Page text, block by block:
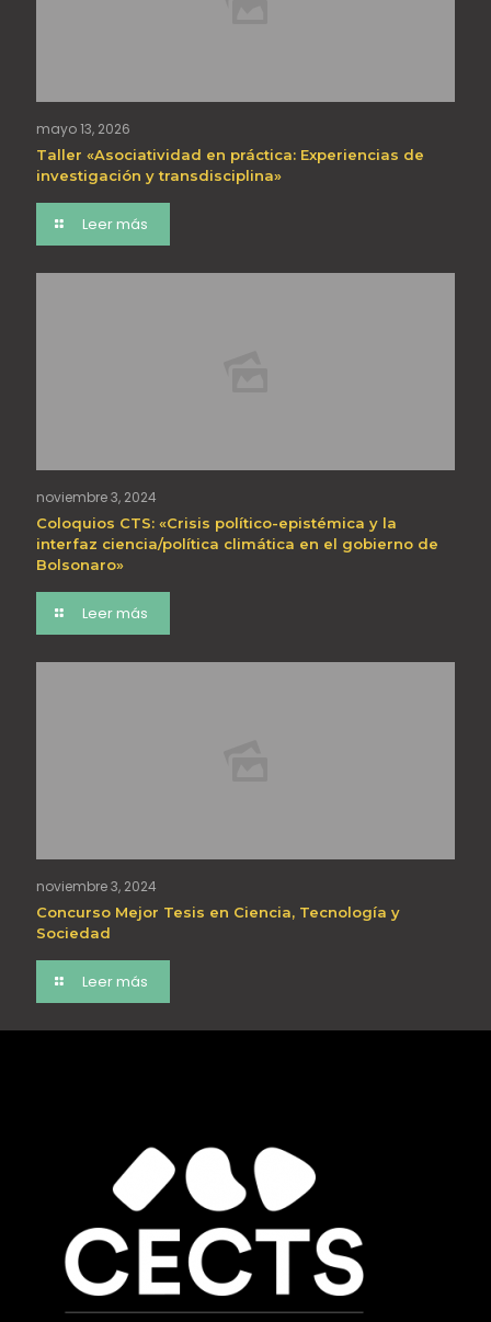
mayo 13, 2026
Taller «Asociatividad en práctica: Experiencias de
investigación y transdisciplina»
Leer más
noviembre 3, 2024
Coloquios CTS: «Crisis político-epistémica y la
interfaz ciencia/política climática en el gobierno de
Bolsonaro»
Leer más
noviembre 3, 2024
Concurso Mejor Tesis en Ciencia, Tecnología y
Sociedad
Leer más